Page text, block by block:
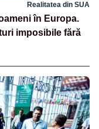
Realitatea din SUA
în Europa.
imposibile fără